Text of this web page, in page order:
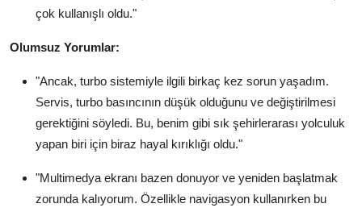
çok kullanışlı oldu."
Olumsuz Yorumlar:
"Ancak, turbo sistemiyle ilgili birkaç kez sorun yaşadım.
Servis, turbo basıncının düşük olduğunu ve değiştirilmesi
gerektiğini söyledi. Bu, benim gibi sık şehirlerarası yolculuk
yapan biri için biraz hayal kırıklığı oldu."
"Multimedya ekranı bazen donuyor ve yeniden başlatmak
zorunda kalıyorum. Özellikle navigasyon kullanırken bu